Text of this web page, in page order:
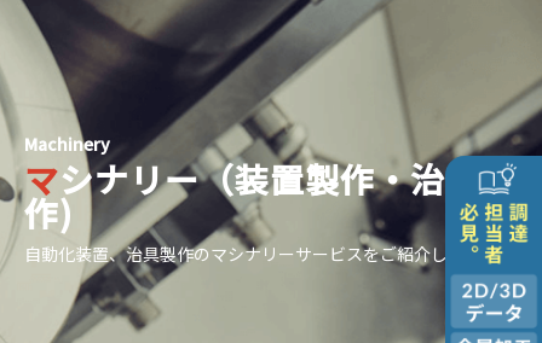
Machinery
マシナリー（装置製作・治具製
作)
自動化装置、治具製作のマシナリーサービスをご紹介します。